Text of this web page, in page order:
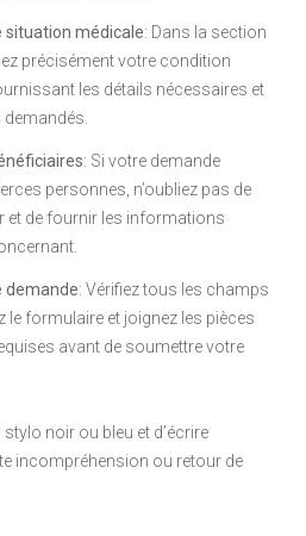
situation médicale: Dans la section
précisément votre condition
les détails nécessaires et
: Si votre demande
personnes, n’oubliez pas de
et de fournir les informations
demande: Vérifiez tous les champs
le formulaire et joignez les pièces
avant de soumettre votre
noir ou bleu et d’écrire
incompréhension ou retour de